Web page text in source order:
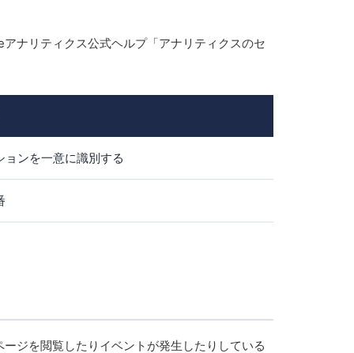
ナリティクス公式ヘルプ「アナリティクスのセ
ンを一意に識別する
ジを閲覧したりイベントが発生したりしている